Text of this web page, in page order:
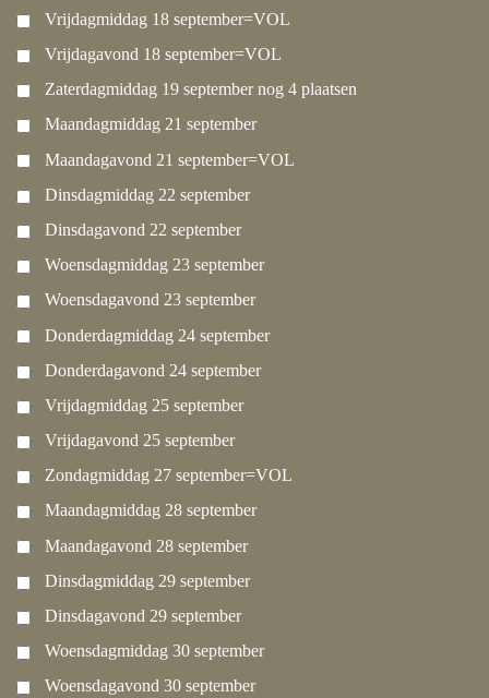
Vrijdagmiddag 18 september=VOL
Vrijdagavond 18 september=VOL
Zaterdagmiddag 19 september nog 4 plaatsen
Maandagmiddag 21 september
Maandagavond 21 september=VOL
Dinsdagmiddag 22 september
Dinsdagavond 22 september
Woensdagmiddag 23 september
Woensdagavond 23 september
Donderdagmiddag 24 september
Donderdagavond 24 september
Vrijdagmiddag 25 september
Vrijdagavond 25 september
Zondagmiddag 27 september=VOL
Maandagmiddag 28 september
Maandagavond 28 september
Dinsdagmiddag 29 september
Dinsdagavond 29 september
Woensdagmiddag 30 september
Woensdagavond 30 september